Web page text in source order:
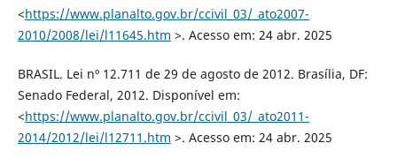
<https://www.planalto.gov.br/ccivil_03/_ato2007-
2010/2008/lei/l11645.htm >. Acesso em: 24 abr. 2025
BRASIL. Lei nº 12.711 de 29 de agosto de 2012. Brasília, DF:
Senado Federal, 2012. Disponível em:
<https://www.planalto.gov.br/ccivil_03/_ato2011-
2014/2012/lei/l12711.htm >. Acesso em: 24 abr. 2025